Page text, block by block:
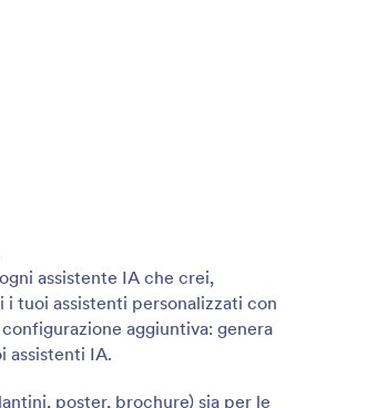
assistente IA che crei,
tuoi assistenti personalizzati con
aggiuntiva: genera
assistenti IA.
poster, brochure) sia per le